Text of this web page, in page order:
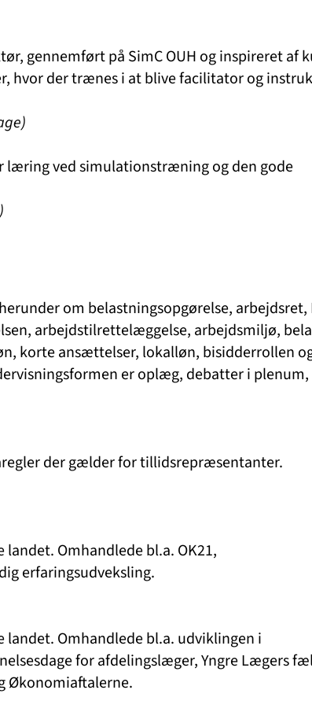
gennemført på SimC OUH og inspireret af
hvor der trænes i at blive facilitator og
læring ved simulationstræning og den gode
om belastningsopgørelse, arbejdsret,
arbejdstilrettelæggelse, arbejdsmiljø,
korte ansættelser, lokalløn, bisidderrollen
er oplæg, debatter i plenum,
der gælder for tillidsrepræsentanter.
Omhandlede bl.a. OK21,
erfaringsudveksling.
landet. Omhandlede bl.a. udviklingen i
for afdelingslæger, Yngre Lægers
Økonomiaftalerne.